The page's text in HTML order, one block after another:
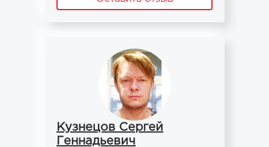
Кузнецов Сергей
Геннадьевич